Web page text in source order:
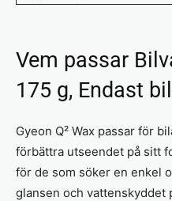
Vem passar
175 g, Endast
Gyeon Q² Wax passar för
förbättra utseendet på sitt
för de som söker en enkel
glansen och vattenskyddet